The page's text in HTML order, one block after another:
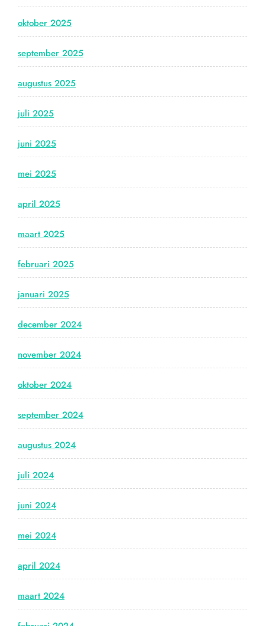
oktober 2025
september 2025
augustus 2025
juli 2025
juni 2025
mei 2025
april 2025
maart 2025
februari 2025
januari 2025
december 2024
november 2024
oktober 2024
september 2024
augustus 2024
juli 2024
juni 2024
mei 2024
april 2024
maart 2024